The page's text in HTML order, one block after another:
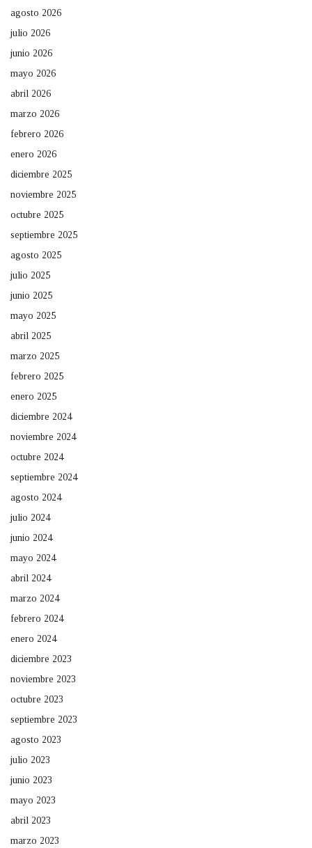
agosto 2026
julio 2026
junio 2026
mayo 2026
abril 2026
marzo 2026
febrero 2026
enero 2026
diciembre 2025
noviembre 2025
octubre 2025
septiembre 2025
agosto 2025
julio 2025
junio 2025
mayo 2025
abril 2025
marzo 2025
febrero 2025
enero 2025
diciembre 2024
noviembre 2024
octubre 2024
septiembre 2024
agosto 2024
julio 2024
junio 2024
mayo 2024
abril 2024
marzo 2024
febrero 2024
enero 2024
diciembre 2023
noviembre 2023
octubre 2023
septiembre 2023
agosto 2023
julio 2023
junio 2023
mayo 2023
abril 2023
marzo 2023